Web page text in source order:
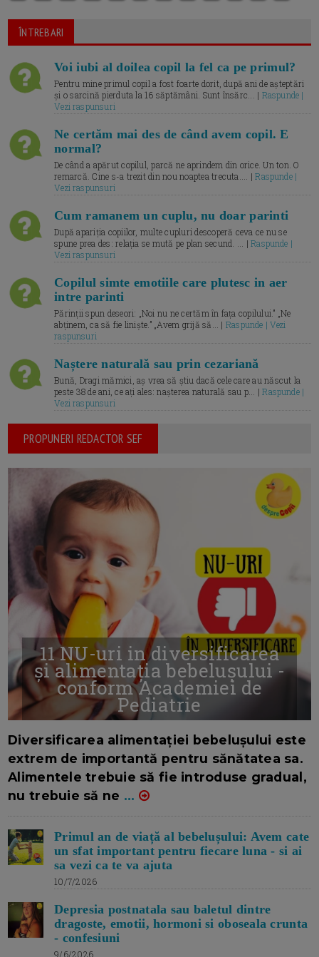
ÎNTREBARI
Voi iubi al doilea copil la fel ca pe primul?
Pentru mine primul copil a fost foarte dorit, după ani de așteptări
și o sarcină pierduta la 16 săptămâni. Sunt însărc... | Raspunde |
Vezi raspunsuri
Ne certăm mai des de când avem copil. E
normal?
De când a apărut copilul, parcă ne aprindem din orice. Un ton. O
remarcă. Cine s-a trezit din nou noaptea trecuta.... |Raspunde |
Vezi raspunsuri
Cum ramanem un cuplu, nu doar parinti
După apariția copiilor, multe cupluri descoperă ceva ce nu se
spune prea des: relația se mută pe plan secund. ... |Raspunde |
Vezi raspunsuri
Copilul simte emotiile care plutesc in aer
intre parinti
Părinții spun deseori: „Noi nu ne certăm în fața copilului.” „Ne
abținem, ca să fie liniște.” „Avem grijă să... | Raspunde | Vezi
raspunsuri
Naștere naturală sau prin cezariană
Bună, Dragi mămici, aș vrea să știu dacă cele care au născut la
peste 38 de ani, ce ați ales: nașterea naturală sau p... |Raspunde |
Vezi raspunsuri
PROPUNERI REDACTOR SEF
11 NU-uri in diversificarea
și alimentația bebelușului -
conform Academiei de
Pediatrie
Diversificarea alimentației bebelușului este
extrem de importantă pentru sănătatea sa.
Alimentele trebuie să fie introduse gradual,
nu trebuie să ne ...
Primul an de viață al bebelușului: Avem cate
un sfat important pentru fiecare luna - si ai
sa vezi ca te va ajuta
10/7/2026
Depresia postnatala sau baletul dintre
dragoste, emotii, hormoni si oboseala crunta
- confesiuni
9/6/2026